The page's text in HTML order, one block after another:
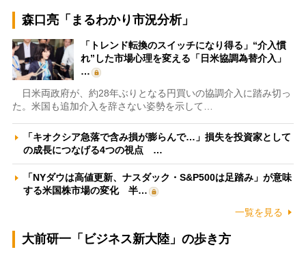
森口亮「まるわかり市況分析」
「トレンド転換のスイッチになり得る」“介入慣
れ”した市場心理を変える「日米協調為替介入」
…
日米両政府が、約28年ぶりとなる円買いの協調介入に踏み切っ
た。米国も追加介入を辞さない姿勢を示して…
「キオクシア急落で含み損が膨らんで…」損失を投資家として
の成長につなげる4つの視点 …
「NYダウは高値更新、ナスダック・S&P500は足踏み」が意味
する米国株市場の変化 半…
一覧を見る
大前研一「ビジネス新大陸」の歩き方